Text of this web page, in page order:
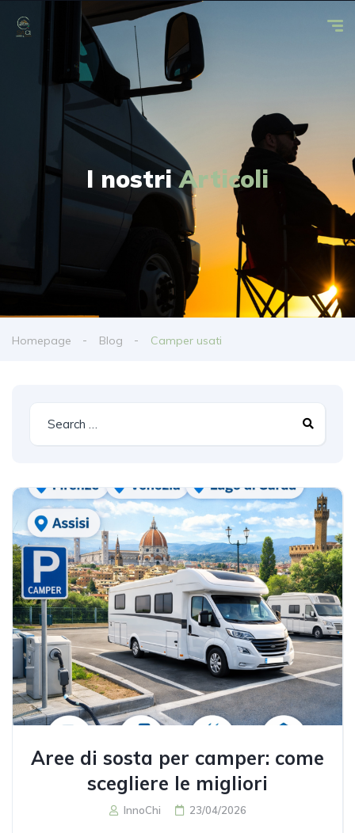
I nostriArticoli
Homepage Blog Camper usati
Aree di sosta per camper: come
scegliere le migliori
InnoChi 23/04/2026